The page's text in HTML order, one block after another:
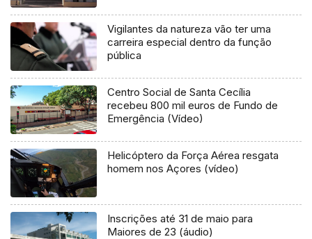
Vigilantes da natureza vão ter uma
carreira especial dentro da função
pública
Centro Social de Santa Cecília
recebeu 800 mil euros de Fundo de
Emergência (Vídeo)
Helicóptero da Força Aérea resgata
homem nos Açores (vídeo)
Inscrições até 31 de maio para
Maiores de 23 (áudio)